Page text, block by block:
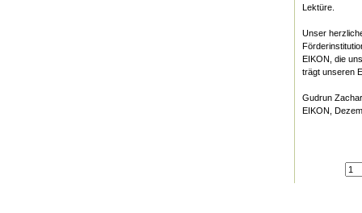
Lektüre.
Unser
EIKON, die
trägt unseren
Gudrun
EIKON,